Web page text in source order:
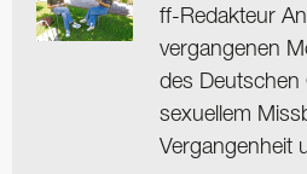
ff-Redakteur
vergangenen
des Deutschen
sexuellem
Vergangenheit